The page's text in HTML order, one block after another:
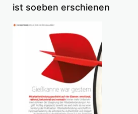
ist soeben erschienen